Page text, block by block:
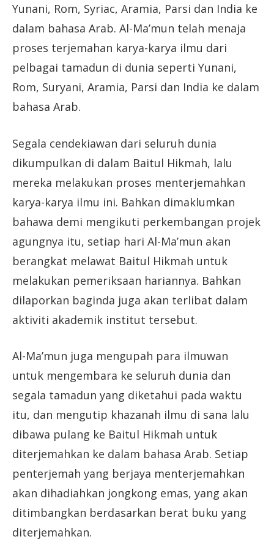
Yunani, Rom, Syriac, Aramia, Parsi dan India ke
dalam bahasa Arab. Al-Ma’mun telah menaja
proses terjemahan karya-karya ilmu dari
pelbagai tamadun di dunia seperti Yunani,
Rom, Suryani, Aramia, Parsi dan India ke dalam
bahasa Arab.
Segala cendekiawan dari seluruh dunia
dikumpulkan di dalam Baitul Hikmah, lalu
mereka melakukan proses menterjemahkan
karya-karya ilmu ini. Bahkan dimaklumkan
bahawa demi mengikuti perkembangan projek
agungnya itu, setiap hari Al-Ma’mun akan
berangkat melawat Baitul Hikmah untuk
melakukan pemeriksaan hariannya. Bahkan
dilaporkan baginda juga akan terlibat dalam
aktiviti akademik institut tersebut.
Al-Ma’mun juga mengupah para ilmuwan
untuk mengembara ke seluruh dunia dan
segala tamadun yang diketahui pada waktu
itu, dan mengutip khazanah ilmu di sana lalu
dibawa pulang ke Baitul Hikmah untuk
diterjemahkan ke dalam bahasa Arab. Setiap
penterjemah yang berjaya menterjemahkan
akan dihadiahkan jongkong emas, yang akan
ditimbangkan berdasarkan berat buku yang
diterjemahkan.